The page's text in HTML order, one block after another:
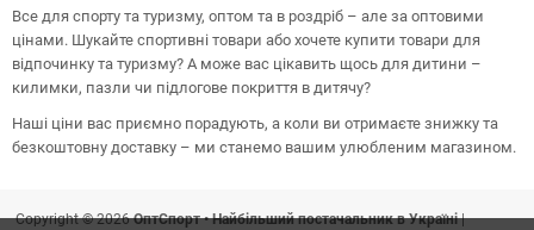
Все для спорту та туризму, оптом та в роздріб – але за оптовими
цінами. Шукайте спортивні товари або хочете купити товари для
відпочинку та туризму? А може вас цікавить щось для дитини –
килимки, пазли чи підлогове покриття в дитячу?
Наші ціни вас приємно порадують, а коли ви отримаєте знижку та
безкоштовну доставку – ми станемо вашим улюбленим магазином.
Copyright © 2026ОптСпорт • Найбільший постачальник в Україні|